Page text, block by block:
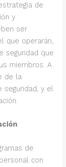
de
y
ser
que operarán,
seguridad que
miembros. A
de la
seguridad, y el
de
con